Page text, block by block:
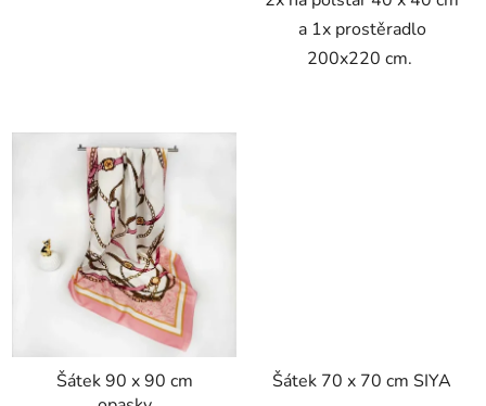
a 1x prostěradlo
200x220 cm.
Šátek 90 x 90 cm
Šátek 70 x 70 cm SIYA